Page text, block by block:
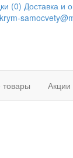
(0) Доставка и
krym-
Акции